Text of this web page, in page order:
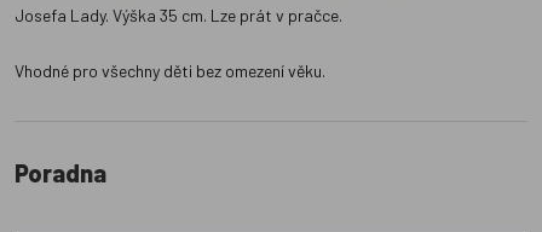
Josefa Lady. Výška 35 cm. Lze prát v pračce.
Vhodné pro všechny děti bez omezení věku.
Poradna